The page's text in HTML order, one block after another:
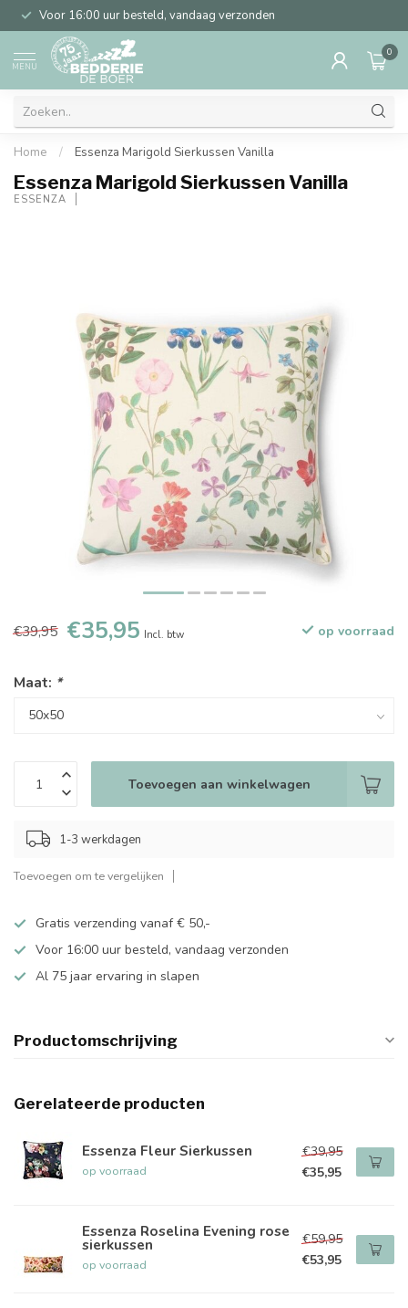
Voor 16:00 uur besteld, vandaag verzonden
MENU
0
Home / Essenza Marigold Sierkussen Vanilla
Essenza Marigold Sierkussen Vanilla
ESSENZA
€39,95 €35,95 Incl. btw op voorraad
Maat: *
Toevoegen aan winkelwagen
1-3 werkdagen
Toevoegen om te vergelijken
Gratis verzending vanaf € 50,-
Voor 16:00 uur besteld, vandaag verzonden
Al 75 jaar ervaring in slapen
Productomschrijving
Gerelateerde producten
Essenza Fleur Sierkussen
op voorraad
€39,95
€35,95
Essenza Roselina Evening rose
sierkussen
op voorraad
€59,95
€53,95